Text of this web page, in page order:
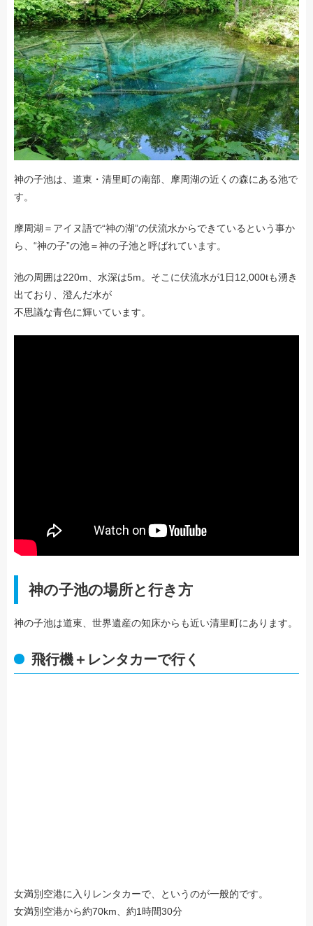
神の子池は、道東・清里町の南部、摩周湖の近くの森にある池で
す。
摩周湖＝アイヌ語で“神の湖”の伏流水からできているという事か
ら、“神の子”の池＝神の子池と呼ばれています。
池の周囲は220m、水深は5m。そこに伏流水が1日12,000tも湧き
出ており、澄んだ水が
不思議な青色に輝いています。
神の子池の場所と行き方
神の子池は道東、世界遺産の知床からも近い清里町にあります。
飛行機＋レンタカーで行く
女満別空港に入りレンタカーで、というのが一般的です。
女満別空港から約70km、約1時間30分